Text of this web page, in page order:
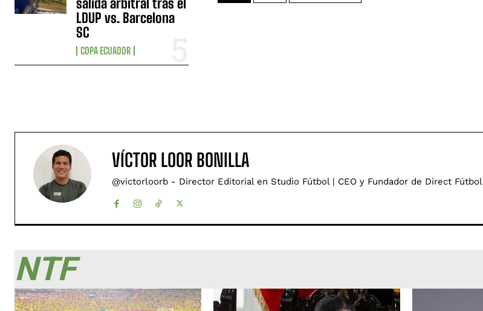
LDUP vs. Barcelona
SC
COPA ECUADOR
VÍCTOR LOOR BONILLA
@victorloorb - Director Editorial en Studio Fútbol | CEO y Fundador de Direct Fútbol
NTF